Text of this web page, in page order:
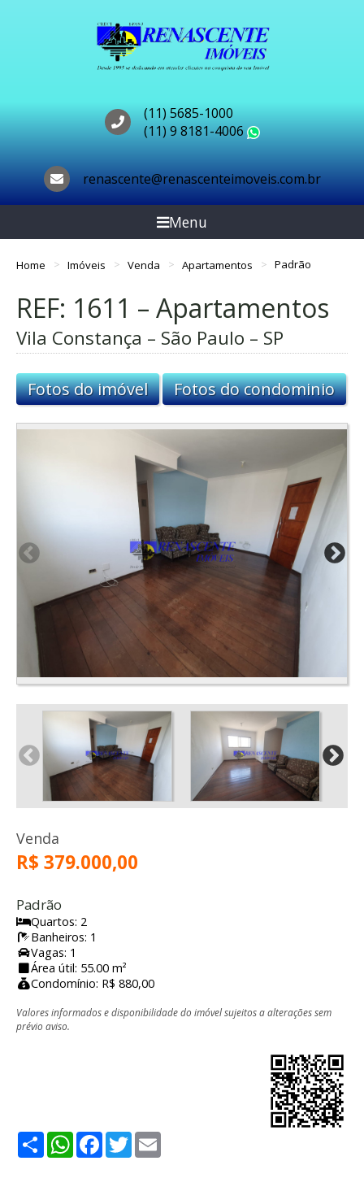
(11) 5685-1000
(11) 9 8181-4006
renascente@renascenteimoveis.com.br
Menu
Home Imóveis Venda Apartamentos Padrão
REF: 1611 – Apartamentos
Vila Constança – São Paulo – SP
Fotos do imóvel Fotos do condominio
Venda
R$ 379.000,00
Padrão
Quartos: 2
Banheiros: 1
Vagas: 1
Área útil: 55.00 m²
Condomínio: R$ 880,00
Valores informados e disponibilidade do imóvel sujeitos a alterações sem
prévio aviso.
ShareWhatsApp
Facebook
Twitter